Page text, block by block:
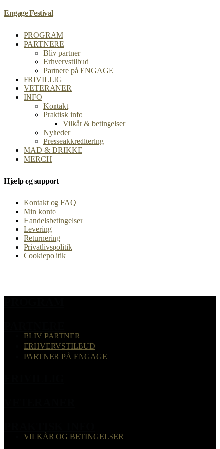
Engage Festival
PROGRAM
PARTNERE
Bliv partner
Erhvervstilbud
Partnere på ENGAGE
FRIVILLIG
VETERANER
INFO
Kontakt
Praktisk info
Vilkår & betingelser
Nyheder
Presseakkreditering
MAD & DRIKKE
MERCH
Hjælp og support
Kontakt og FAQ
Min konto
Handelsbetingelser
Levering
Returnering
Privatlivspolitik
Cookiepolitik
BLIV PARTNER
ERHVERVSTILBUD
PARTNER PÅ ENGAGE
VILKÅR OG BETINGELSER